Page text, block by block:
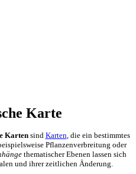
Karte
Kartensind Karten, die ein bestimmtes
Pflanzenverbreitung oder
thematischer Ebenen lassen sich
und ihrer zeitlichen Änderung.